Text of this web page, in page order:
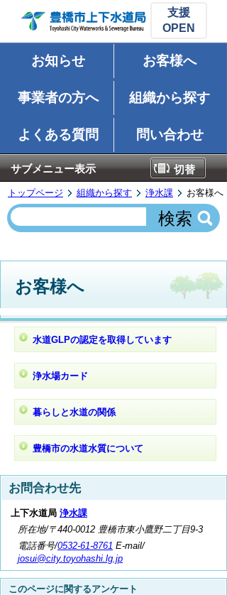
支援
お知らせ お客様へ
事業者の方へ 組織から探す
よくある質問 問い合わせ
サブメニュー表示 切替
トップページ 組織から探す 浄水課 お客様へ
お客様へ
水道GLPの認定を取得しています
浄水場カード
暮らしと水道の関係
豊橋市の水道水質について
お問合わせ先
上下水道局 浄水課
所在地/〒440-0012 豊橋市東小鷹野二丁目9-3
電話番号/0532-61-8761 E-mail/
josui@city.toyohashi.lg.jp
このページに関するアンケート